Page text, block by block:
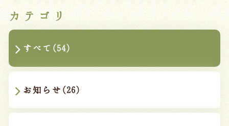
カテゴリ
すべて(54)
お知らせ(26)